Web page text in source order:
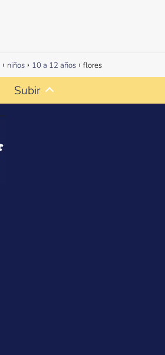
niños 10 a 12 años flores
Subir